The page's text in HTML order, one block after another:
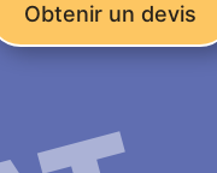
Obtenir un devis